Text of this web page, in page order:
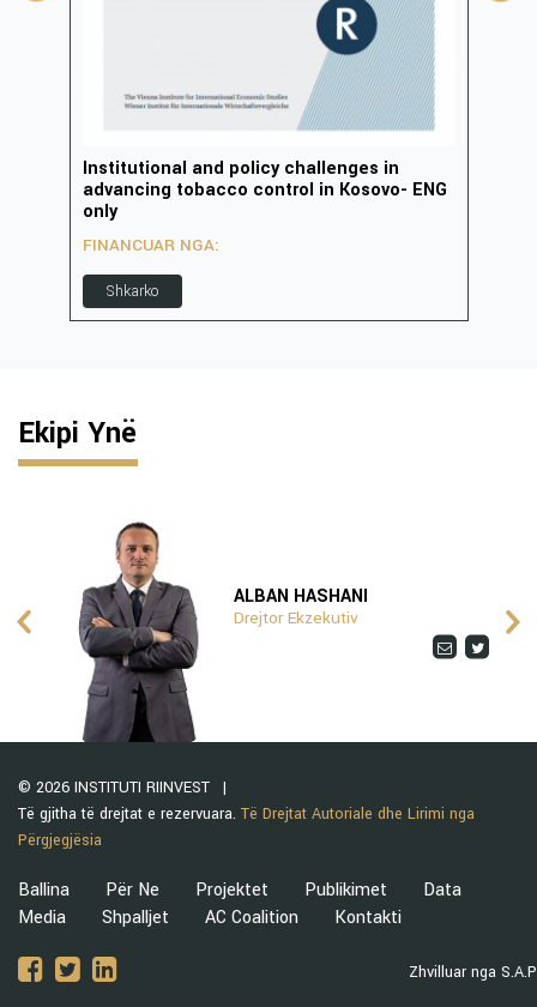
Institutional and policy challenges in
advancing tobacco control in Kosovo- ENG
only
FINANCUAR NGA:
Shkarko
Ekipi Ynë
ALBAN HASHANI
Drejtor Ekzekutiv
© 2026 INSTITUTI RIINVEST
Të gjitha të drejtat e rezervuara. Të Drejtat Autoriale dhe Lirimi nga
Përgjegjësia
Ballina Për Ne Projektet Publikimet
Data
Media
Shpalljet AC Coalition Kontakti
Zhvilluar nga S.A.P